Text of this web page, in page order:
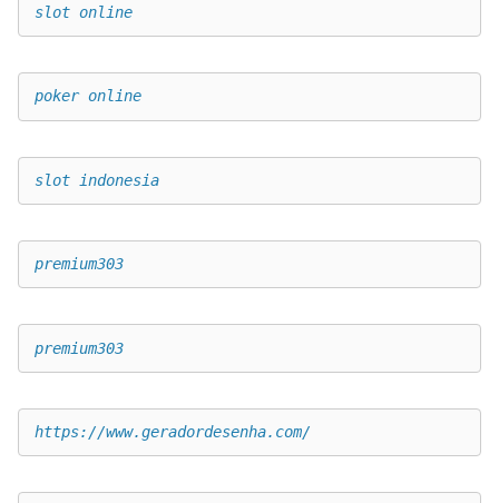
slot online
poker online
slot indonesia
premium303
premium303
https://www.geradordesenha.com/